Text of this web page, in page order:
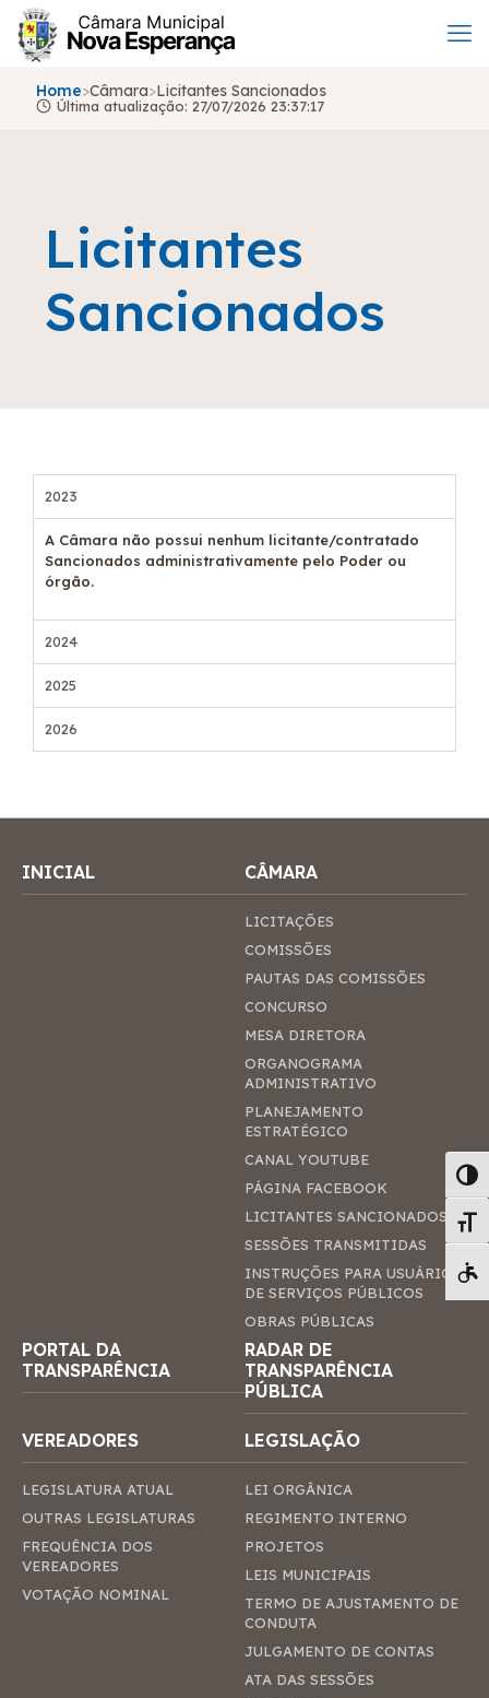
Home>Câmara>Licitantes Sancionados
Última atualização: 27/07/2026 23:37:17
Licitantes
Sancionados
2023
A Câmara não possui nenhum licitante/contratado
Sancionados administrativamente pelo Poder ou
órgão.
2024
2025
2026
INICIAL CÂMARA
LICITAÇÕES
COMISSÕES
PAUTAS DAS COMISSÕES
CONCURSO
MESA DIRETORA
ORGANOGRAMA
ADMINISTRATIVO
PLANEJAMENTO
ESTRATÉGICO
CANAL YOUTUBE
PÁGINA FACEBOOK
LICITANTES SANCIONADOS
SESSÕES TRANSMITIDAS
INSTRUÇÕES PARA USUÁRIOS
DE SERVIÇOS PÚBLICOS
OBRAS PÚBLICAS
PORTAL DA
TRANSPARÊNCIA
RADAR DE
TRANSPARÊNCIA
PÚBLICA
VEREADORES
LEGISLATURA ATUAL
OUTRAS LEGISLATURAS
FREQUÊNCIA DOS
VEREADORES
VOTAÇÃO NOMINAL
LEGISLAÇÃO
LEI ORGÂNICA
REGIMENTO INTERNO
PROJETOS
LEIS MUNICIPAIS
TERMO DE AJUSTAMENTO DE
CONDUTA
JULGAMENTO DE CONTAS
ATA DAS SESSÕES